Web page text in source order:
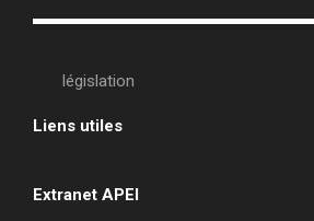
législation
Liens utiles
Extranet APEI